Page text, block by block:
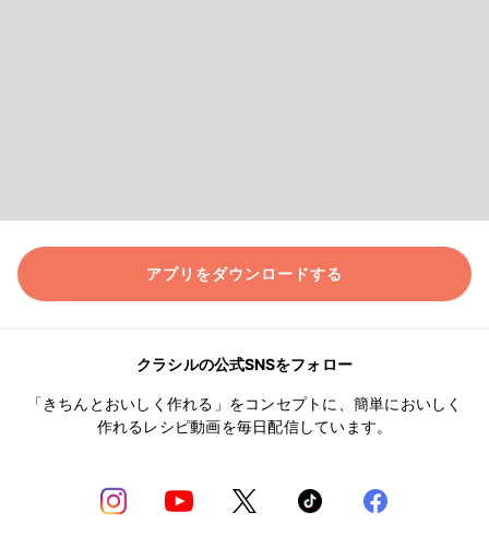
アプリをダウンロードする
クラシルの公式SNSをフォロー
「きちんとおいしく作れる」をコンセプトに、簡単においしく
作れるレシピ動画を毎日配信しています。